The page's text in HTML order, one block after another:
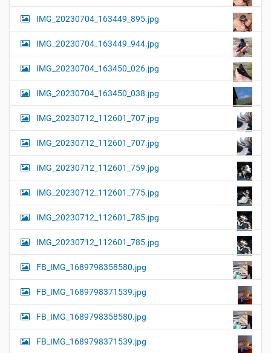
IMG_20230704_163449_895.jpg
IMG_20230704_163449_944.jpg
IMG_20230704_163450_026.jpg
IMG_20230704_163450_038.jpg
IMG_20230712_112601_707.jpg
IMG_20230712_112601_707.jpg
IMG_20230712_112601_759.jpg
IMG_20230712_112601_775.jpg
IMG_20230712_112601_785.jpg
IMG_20230712_112601_785.jpg
FB_IMG_1689798358580.jpg
FB_IMG_1689798371539.jpg
FB_IMG_1689798358580.jpg
FB_IMG_1689798371539.jpg